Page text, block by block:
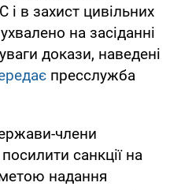
і в захист цивільних
на засіданні
докази, наведені
пресслужба
члени
санкції на
надання